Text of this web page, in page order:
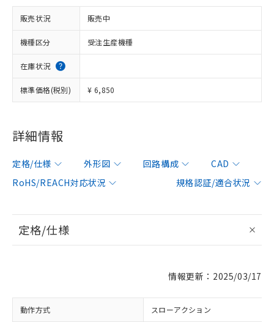
販売状況 販売中
機種区分 受注生産機種
在庫状況
標準価格(税別) ¥ 6,850
詳細情報
定格/仕様 外形図 回路構成
CAD
RoHS/REACH対応状況
規格認証/適合状況
定格/仕様
情報更新：2025/03/17
動作方式 スローアクション